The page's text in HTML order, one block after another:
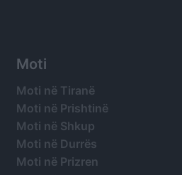
Moti
Moti në Tiranë
Moti në Prishtinë
Moti në Shkup
Moti në Durrës
Moti në Prizren